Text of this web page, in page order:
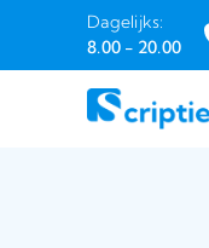
Dagelijks:
8.00 - 20.00